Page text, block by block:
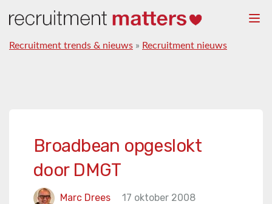
Recruitment trends & nieuws » Recruitment nieuws
Broadbean opgeslokt
door DMGT
Marc Drees
17 oktober 2008